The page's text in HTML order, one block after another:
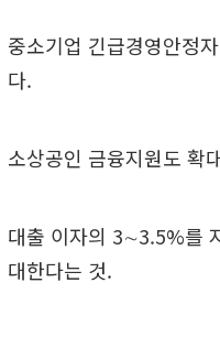
중소기업 긴급경영안정
다.
소상공인 금융지원도 확
대출 이자의 3∼3.5%를
대한다는 것.